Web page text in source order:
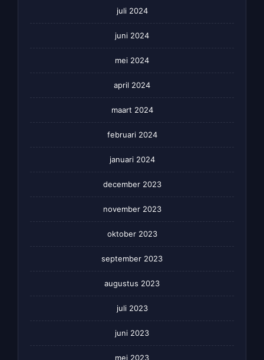
juli 2024
juni 2024
mei 2024
april 2024
maart 2024
februari 2024
januari 2024
december 2023
november 2023
oktober 2023
september 2023
augustus 2023
juli 2023
juni 2023
mei 2023